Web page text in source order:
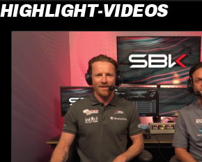
HIGHLIGHT-VIDEOS